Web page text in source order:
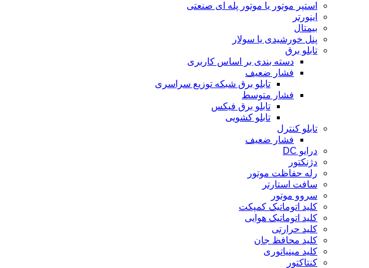
استپر موتور یا موتور پله ای صنعتی
اینورتر
بیمتال
پنل خورشیدی یا سولار
تابلو برق
دسته بندی بر اساس کاربری
فشار ضعیف
تابلو برق شبکه توزیع سراسری
فشار متوسط
تابلو برق فیکس
تابلو کشویی
تابلو کنترل
فشار ضعیف
درایو DC
دژنکتور
رله حفاظت موتور
سافت استارتر
سروو موتور
کلید اتوماتیک کمپکت
کلید اتوماتیک هوایی
کلید حرارتی
کلید محافظ جان
کلید مینیاتوری
کنتاکتور